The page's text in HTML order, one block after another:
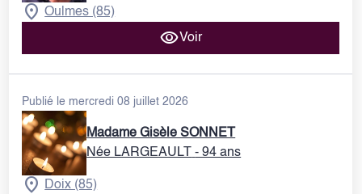
Oulmes (85)
Voir
Publié le mercredi 08 juillet 2026
Madame Gisèle SONNET
Née LARGEAULT - 94 ans
Doix (85)